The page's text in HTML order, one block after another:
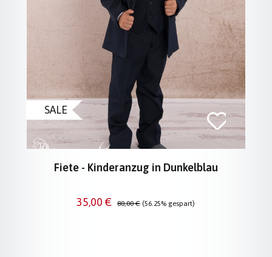
SALE
Fiete - Kinderanzug in Dunkelblau
Verkaufspreis:
35,00 € Regulärer Preis:
80,00 € (56.25% gespart)